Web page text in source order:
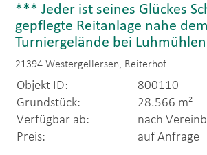
*** Jeder ist seines Glückes
gepflegte Reitanlage nahe dem
Turniergelände bei Luhmühlen
21394 Westergellersen, Reiterhof
Objekt ID:
800110
Grundstück:
28.566 m²
Verfügbar ab:
nach
Preis:
auf Anfrage